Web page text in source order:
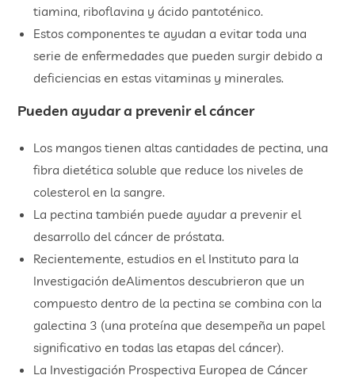
tiamina, riboflavina y ácido pantoténico.
Estos componentes te ayudan a evitar toda una
serie de enfermedades que pueden surgir debido a
deficiencias en estas vitaminas y minerales.
Pueden ayudar a prevenir el cáncer
Los mangos tienen altas cantidades de pectina, una
fibra dietética soluble que reduce los niveles de
colesterol en la sangre.
La pectina también puede ayudar a prevenir el
desarrollo del cáncer de próstata.
Recientemente, estudios en el Instituto para la
Investigación deAlimentos descubrieron que un
compuesto dentro de la pectina se combina con la
galectina 3 (una proteína que desempeña un papel
significativo en todas las etapas del cáncer).
La Investigación Prospectiva Europea de Cáncer